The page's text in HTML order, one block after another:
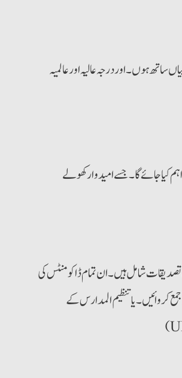
ساتھ ہوں۔ اوردرجہ عالیہ اورعالمیہ
کیا جائے گا۔ جسے امیدوار کھولے
شامل ہیں۔ ان تمام ڈاکومنٹس کی
کروائیں۔ یا تنظیم المدارس کے